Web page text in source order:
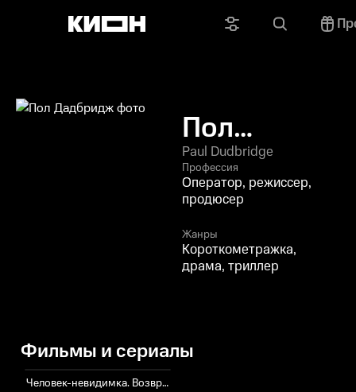
Пол
Дадбридж
Paul Dudbridge
Профессия
Оператор, режиссер,
продюсер
Жанры
Короткометражка,
драма, триллер
Фильмы и сериалы
Человек-невидимка. Возвращение легенды